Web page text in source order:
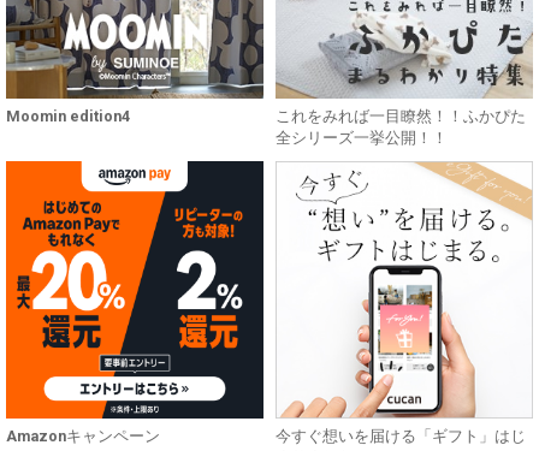
Moomin edition4
これをみれば一目瞭然！！ふかぴた
全シリーズ一挙公開！！
Amazonキャンペーン
今すぐ想いを届ける「ギフト」はじ